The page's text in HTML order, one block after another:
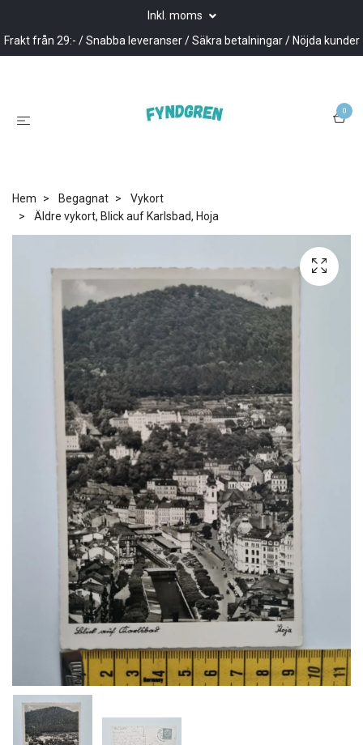
Inkl. moms
Frakt från 29:- / Snabba leveranser / Säkra betalningar / Nöjda kunder
0
Hem Begagnat
Vykort
Äldre vykort, Blick auf Karlsbad, Hoja